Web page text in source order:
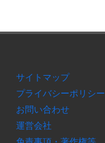
サイトマップ
プライバシーポリシー
お問い合わせ
運営会社